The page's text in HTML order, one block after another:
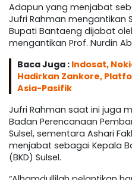
Adapun yang menjabat
Jufri Rahman mengantikan
Bupati Bantaeng dijabat
mengantikan Prof. Nurdin
Baca Juga : Indosat,
Hadirkan Zankore,
Asia-Pasifik
Jufri Rahman saat ini juga
Badan Perencanaan
Sulsel, sementara Ashari
menjabat sebagai Kepala
(BKD) Sulsel.